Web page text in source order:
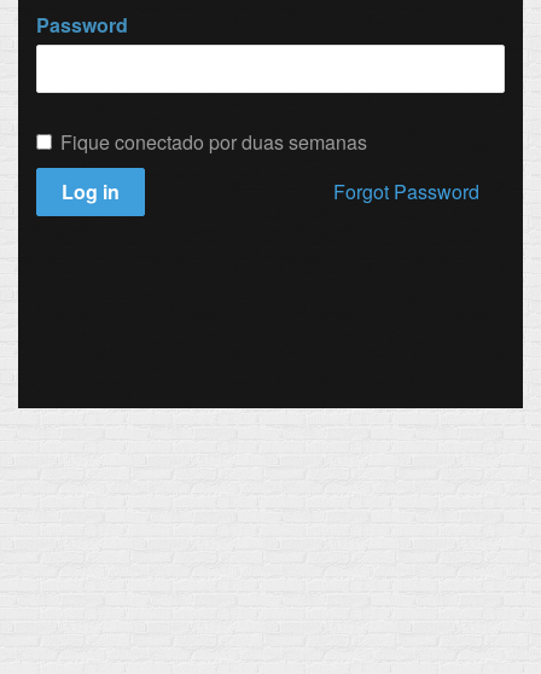
Password
Fique conectado por duas semanas
Log in
Forgot Password